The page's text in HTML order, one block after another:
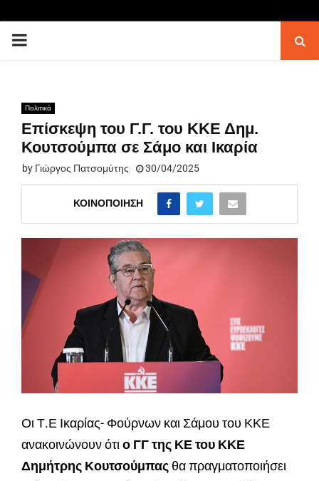
PRIMARY
Πολιτικά
Επίσκεψη του Γ.Γ. του ΚΚΕ Δημ.
Κουτσούμπα σε Σάμο και Ικαρία
by Γιώργος Πατσομύτης 30/04/2025
ΚΟΙΝΟΠΟΊΗΣΗ
Οι Τ.Ε Ικαρίας- Φούρνων και Σάμου του ΚΚΕ
ανακοινώνουν ότι ο ΓΓ της ΚΕ του ΚΚΕ
Δημήτρης Κουτσούμπας θα πραγματοποιήσει